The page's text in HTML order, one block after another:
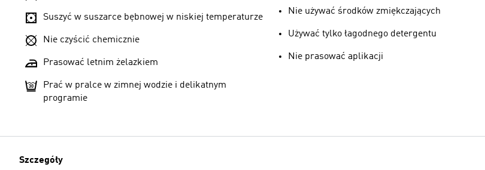
Suszyć w suszarce bębnowej w niskiej temperaturze
Nie czyścić chemicznie
Prasować letnim żelazkiem
Prać w pralce w zimnej wodzie i delikatnym
programie
Nie używać środków zmiękczających
Używać tylko łagodnego detergentu
Nie prasować aplikacji
Szczegóły